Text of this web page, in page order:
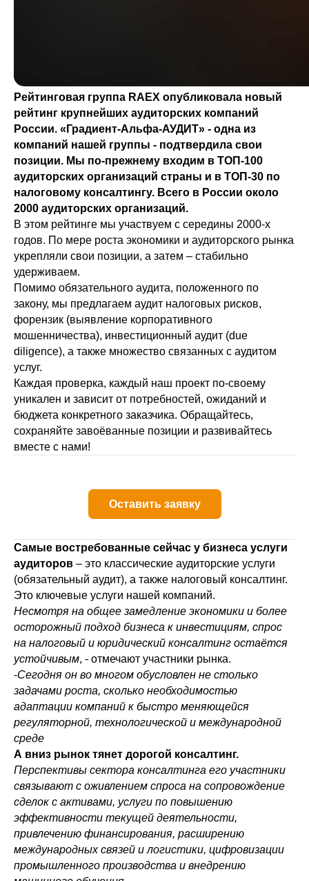
Рейтинговая группа RAEX опубликовала новый
рейтинг крупнейших аудиторских компаний
России. «Градиент-Альфа-АУДИТ» - одна из
компаний нашей группы - подтвердила свои
позиции. Мы по-прежнему входим в ТОП-100
аудиторских организаций страны и в ТОП-30 по
налоговому консалтингу. Всего в России около
2000 аудиторских организаций.
В этом рейтинге мы участвуем с середины 2000-х
годов. По мере роста экономики и аудиторского рынка
укрепляли свои позиции, а затем – стабильно
удерживаем.
Помимо обязательного аудита, положенного по
закону, мы предлагаем аудит налоговых рисков,
форензик (выявление корпоративного
мошенничества), инвестиционный аудит (due
diligence), а также множество связанных с аудитом
услуг.
Каждая проверка, каждый наш проект по-своему
уникален и зависит от потребностей, ожиданий и
бюджета конкретного заказчика. Обращайтесь,
сохраняйте завоёванные позиции и развивайтесь
вместе с нами!
Оставить заявку
Самые востребованные сейчас у бизнеса услуги
аудиторов – это классические аудиторские услуги
(обязательный аудит), а также налоговый консалтинг.
Это ключевые услуги нашей компаний.
Несмотря на общее замедление экономики и более
осторожный подход бизнеса к инвестициям, спрос
на налоговый и юридический консалтинг остаётся
устойчивым, - отмечают участники рынка.
-Сегодня он во многом обусловлен не столько
задачами роста, сколько необходимостью
адаптации компаний к быстро меняющейся
регуляторной, технологической и международной
среде
А вниз рынок тянет дорогой консалтинг.
Перспективы сектора консалтинга его участники
связывают с оживлением спроса на сопровождение
сделок с активами, услуги по повышению
эффективности текущей деятельности,
привлечению финансирования, расширению
международных связей и логистики, цифровизации
промышленного производства и внедрению